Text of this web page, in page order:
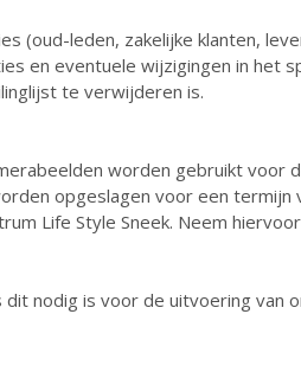
(oud-leden, zakelijke klanten,
en eventuele wijzigingen in het
te verwijderen is.
worden gebruikt voor
opgeslagen voor een termijn
Life Style Sneek. Neem
nodig is voor de uitvoering